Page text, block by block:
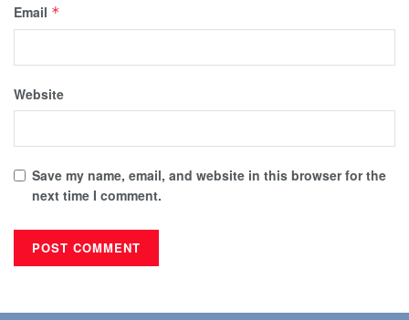
Email *
Website
Save my name, email, and website in this browser for the
next time I comment.